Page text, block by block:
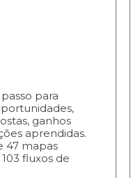
para
ganhos
aprendidas.
47 mapas
fluxos de